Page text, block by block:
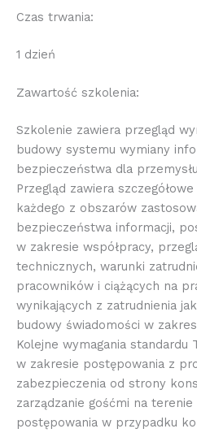
Czas trwania:
1 dzień
Zawartość szkolenia:
Szkolenie zawiera przegląd
budowy systemu wymiany
bezpieczeństwa dla
Przegląd zawiera
każdego z obszarów
bezpieczeństwa informacji,
w zakresie współpracy,
technicznych, warunki
pracowników i ciążących na
wynikających z zatrudnienia
budowy świadomości w
Kolejne wymagania standardu
w zakresie postępowania z
zabezpieczenia od strony
zarządzanie gośćmi na
postępowania w przypadku